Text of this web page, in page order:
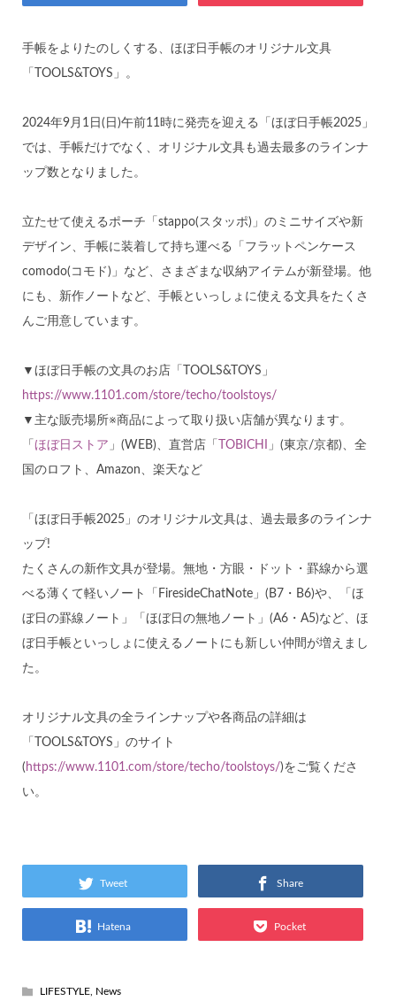
手帳をよりたのしくする、ほぼ日手帳のオリジナル文具
「TOOLS&TOYS」。
2024年9月1日(日)午前11時に発売を迎える「ほぼ日手帳2025」
では、手帳だけでなく、オリジナル文具も過去最多のラインナ
ップ数となりました。
立たせて使えるポーチ「stappo(スタッポ)」のミニサイズや新
デザイン、手帳に装着して持ち運べる「フラットペンケース
comodo(コモド)」など、さまざまな収納アイテムが新登場。他
にも、新作ノートなど、手帳といっしょに使える文具をたくさ
んご用意しています。
▼ほぼ日手帳の文具のお店「TOOLS&TOYS」
https://www.1101.com/store/techo/toolstoys/
▼主な販売場所※商品によって取り扱い店舗が異なります。
「 ほぼ日ストア 」(WEB)、直営店「 TOBICHI
」(東京/京都)、全
国のロフト、Amazon、楽天など
「ほぼ日手帳2025」のオリジナル文具は、過去最多のラインナ
ップ!
たくさんの新作文具が登場。無地・方眼・ドット・罫線から選
べる薄くて軽いノート「FiresideChatNote」(B7・B6)や、「ほ
ぼ日の罫線ノート」「ほぼ日の無地ノート」(A6・A5)など、ほ
ぼ日手帳といっしょに使えるノートにも新しい仲間が増えまし
た。
オリジナル文具の全ラインナップや各商品の詳細は
「TOOLS&TOYS」のサイト
( https://www.1101.com/store/techo/toolstoys/)をご覧くださ
い。
Tweet Share
Hatena Pocket
LIFESTYLE, News